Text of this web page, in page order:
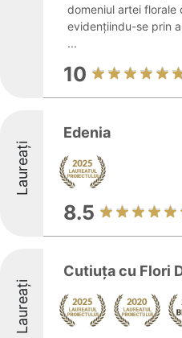
domeniul artei florale
evidențiindu-se prin
...
10
Laureați
Edenia
8.5
Laureați
Cutiuța cu Flori